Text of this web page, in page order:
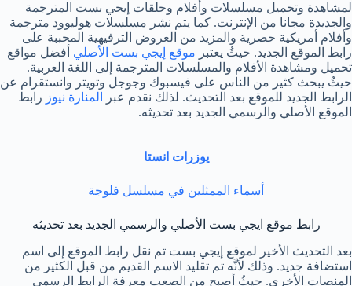
لمشاهدة وتحميل مسلسلات وأفلام وحلقات إيجي بست المترجمة
والجديدة مجانا من الإنترنت. كما يتم نشر مسلسلات هوليوود مترجمة
وأفلام أمريكية حصرية والمزيد من العروض الترفيهية المحببة على
رابط الموقع الجديد. حيثُ يعتبر موقع إيجي بست الأصلي أفضل مواقع
تحميل ومشاهدة الأفلام والمسلسلات المترجمة إلى اللغة العربية.
حيثُ يبحث كثير من الناس على فيسبوك وجوجل وتويتر وانستقرام عن
الرابط الجديد للموقع بعد التحديث. لذلك نقدم عبر
المنارة نيوز رابط
الموقع الأصلي والرسمي الجديد بعد تحديثه.
يوزرات انستا
أسماء الممثلين في مسلسل فلوجة
رابط موقع ايجي بست الأصلي والرسمي الجديد بعد تحديثه
بعد التحديث الأخير لموقع إيجي بست تم نقل رابط الموقع إلى اسم
استضافة جديد. وذلك لأنَّه تم تقليد الاسم القديم من قبل الكثير من
المنصات الأخرى. حيثُ أصبح من الصعب معرفة الرابط الرسمي